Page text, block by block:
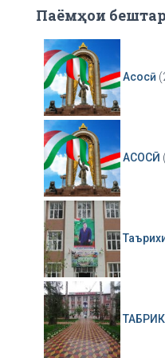
Паёмҳои
Асосӣ
АСОСӢ